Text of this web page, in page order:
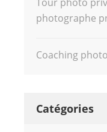
photographe
Coaching
Catégories